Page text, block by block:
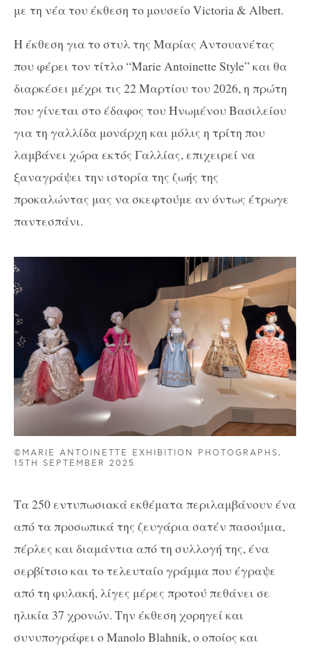
με τη νέα του έκθεση το μουσείο Victoria & Albert.
Η έκθεση για το στυλ της Μαρίας Αντουανέτας
που φέρει τον τίτλο “Marie Antoinette Style” και θα
διαρκέσει μέχρι τις 22 Μαρτίου του 2026, η πρώτη
που γίνεται στο έδαφος του Ηνωμένου Βασιλείου
για τη γαλλίδα μονάρχη και μόλις η τρίτη που
λαμβάνει χώρα εκτός Γαλλίας, επιχειρεί να
ξαναγράψει την ιστορία της ζωής της
προκαλώντας μας να σκεφτούμε αν όντως έτρωγε
παντεσπάνι.
©MARIE ANTOINETTE EXHIBITION PHOTOGRAPHS,
15TH SEPTEMBER 2025
Τα 250 εντυπωσιακά εκθέματα περιλαμβάνουν ένα
από τα προσωπικά της ζευγάρια σατέν πασούμια,
πέρλες και διαμάντια από τη συλλογή της, ένα
σερβίτσιο και το τελευταίο γράμμα που έγραψε
από τη φυλακή, λίγες μέρες προτού πεθάνει σε
ηλικία 37 χρονών. Την έκθεση χορηγεί και
συνυπογράφει ο Manolo Blahnik, ο οποίος και